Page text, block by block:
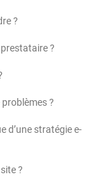
?
?
?
d’une stratégie e-
?